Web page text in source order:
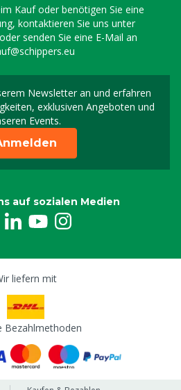
Kauf oder benötigen Sie eine
kontaktieren Sie uns unter
oder senden Sie eine E-Mail an
Newsletter an und erfahren
exklusiven Angeboten und
Events.
Melden Sie sich für
auf sozialen Medien
liefern mit
Bezahlmethoden